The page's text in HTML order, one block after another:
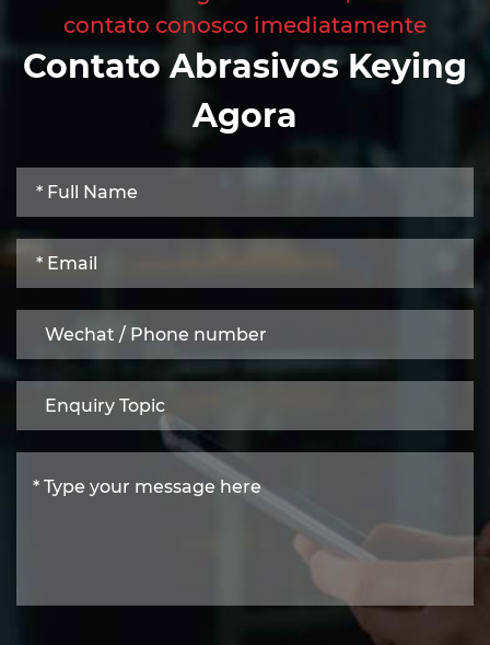
contato conosco imediatamente
Contato Abrasivos Keying
Agora